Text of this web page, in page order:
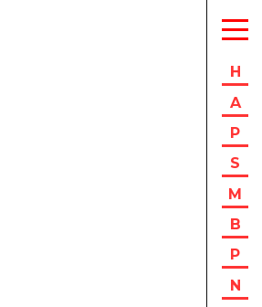
H
A
P
S
M
B
P
N